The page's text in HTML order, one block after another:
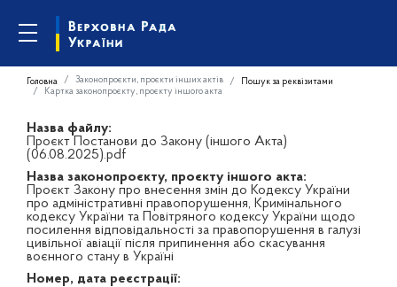
Головна Законопроєкти, проєкти інших актів
Пошук за реквізитами
Картка законопроєкту, проєкту іншого акта
Назва файлу:
Проєкт Постанови до Закону (іншого Акта)
(06.08.2025).pdf
Назва законопроєкту, проєкту іншого акта:
Проєкт Закону про внесення змін до Кодексу України
про адміністративні правопорушення, Кримінального
кодексу України та Повітряного кодексу України щодо
посилення відповідальності за правопорушення в галузі
цивільної авіації після припинення або скасування
воєнного стану в Україні
Номер, дата реєстрації: